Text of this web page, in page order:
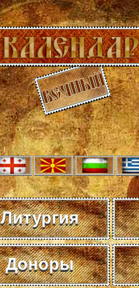
Литургия
Доноры